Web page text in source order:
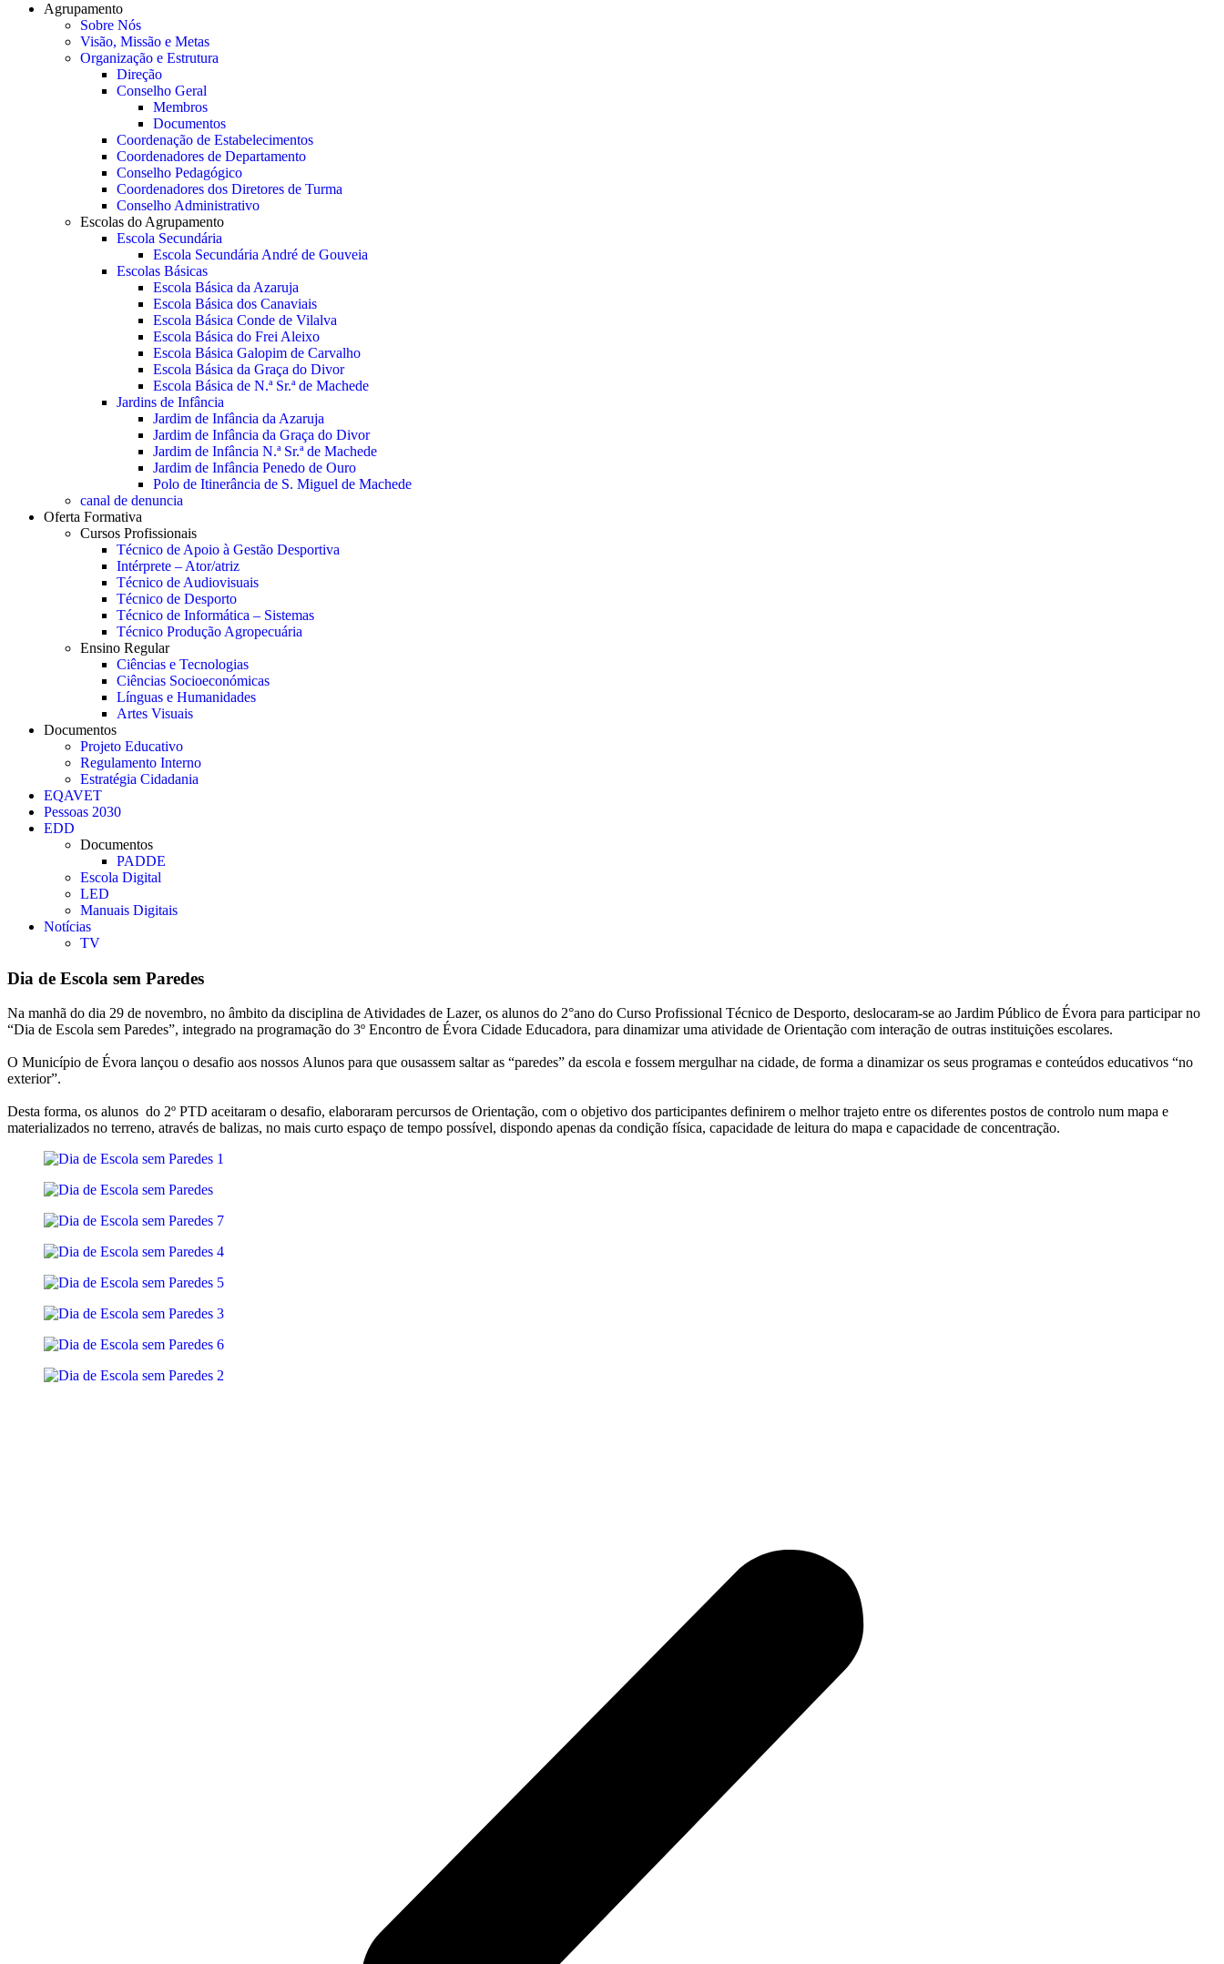
Agrupamento
Sobre Nós
Visão, Missão e Metas
Organização e Estrutura
Direção
Conselho Geral
Membros
Documentos
Coordenação de Estabelecimentos
Coordenadores de Departamento
Conselho Pedagógico
Coordenadores dos Diretores de Turma
Conselho Administrativo
Escolas do Agrupamento
Escola Secundária
Escola Secundária André de Gouveia
Escolas Básicas
Escola Básica da Azaruja
Escola Básica dos Canaviais
Escola Básica Conde de Vilalva
Escola Básica do Frei Aleixo
Escola Básica Galopim de Carvalho
Escola Básica da Graça do Divor
Escola Básica de N.ª Sr.ª de Machede
Jardins de Infância
Jardim de Infância da Azaruja
Jardim de Infância da Graça do Divor
Jardim de Infância N.ª Sr.ª de Machede
Jardim de Infância Penedo de Ouro
Polo de Itinerância de S. Miguel de Machede
canal de denuncia
Oferta Formativa
Cursos Profissionais
Técnico de Apoio à Gestão Desportiva
Intérprete – Ator/atriz
Técnico de Audiovisuais
Técnico de Desporto
Técnico de Informática – Sistemas
Técnico Produção Agropecuária
Ensino Regular
Ciências e Tecnologias
Ciências Socioeconómicas
Línguas e Humanidades
Artes Visuais
Documentos
Projeto Educativo
Regulamento Interno
Estratégia Cidadania
EQAVET
Pessoas 2030
EDD
Documentos
PADDE
Escola Digital
LED
Manuais Digitais
Notícias
TV
Dia de Escola sem Paredes
Na manhã do dia 29 de novembro, no âmbito da disciplina de Atividades de Lazer, os alunos do 2°ano do Curso Profissional Técnico de Desporto, deslocaram-se ao Jardim Público de Évora para participar no
“Dia de Escola sem Paredes”, integrado na programação do 3º Encontro de Évora Cidade Educadora, para dinamizar uma atividade de Orientação com interação de outras instituições escolares.
O Município de Évora lançou o desafio aos nossos Alunos para que ousassem saltar as “paredes” da escola e fossem mergulhar na cidade, de forma a dinamizar os seus programas e conteúdos educativos “no
exterior”.
Desta forma, os alunos do 2º PTD aceitaram o desafio, elaboraram percursos de Orientação, com o objetivo dos participantes definirem o melhor trajeto entre os diferentes postos de controlo num mapa e
materializados no terreno, através de balizas, no mais curto espaço de tempo possível, dispondo apenas da condição física, capacidade de leitura do mapa e capacidade de concentração.